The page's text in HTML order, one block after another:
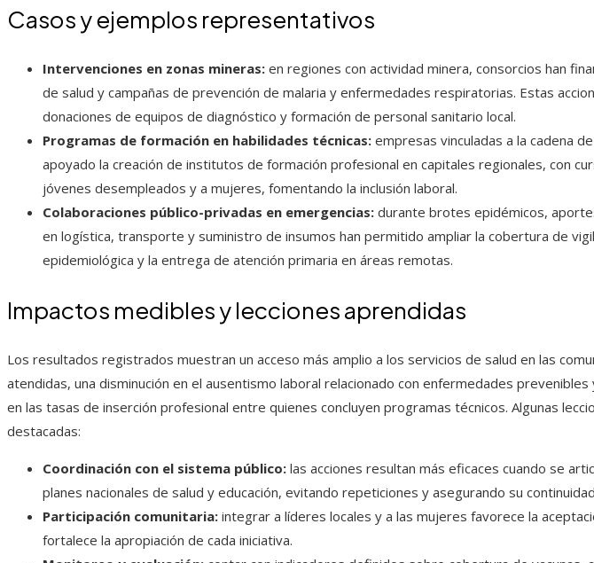
Casos y ejemplos representativos
Intervenciones en zonas mineras: en regiones con actividad minera, consorcios han
de salud y campañas de prevención de malaria y enfermedades respiratorias. Estas
donaciones de equipos de diagnóstico y formación de personal sanitario local.
Programas de formación en habilidades técnicas: empresas vinculadas a la cadena
apoyado la creación de institutos de formación profesional en capitales regionales, con
jóvenes desempleados y a mujeres, fomentando la inclusión laboral.
Colaboraciones público-privadas en emergencias: durante brotes epidémicos,
en logística, transporte y suministro de insumos han permitido ampliar la cobertura de
epidemiológica y la entrega de atención primaria en áreas remotas.
Impactos medibles y lecciones aprendidas
Los resultados registrados muestran un acceso más amplio a los servicios de salud en las
atendidas, una disminución en el ausentismo laboral relacionado con enfermedades prevenibles
en las tasas de inserción profesional entre quienes concluyen programas técnicos. Algunas
destacadas:
Coordinación con el sistema público: las acciones resultan más eficaces cuando se
planes nacionales de salud y educación, evitando repeticiones y asegurando su
Participación comunitaria: integrar a líderes locales y a las mujeres favorece la
fortalece la apropiación de cada iniciativa.